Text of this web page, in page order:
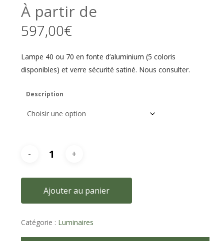
À partir de
597,00€
Lampe 40 ou 70 en fonte d’aluminium (5 coloris
disponibles) et verre sécurité satiné. Nous consulter.
Description
Ajouter au panier
Catégorie : Luminaires